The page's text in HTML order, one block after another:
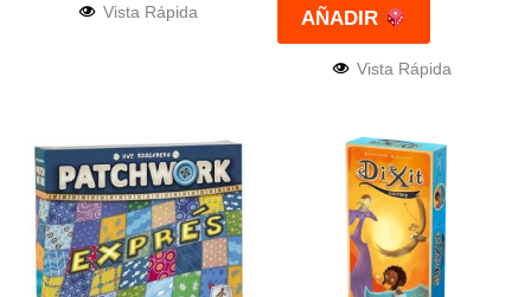
Vista Rápida AÑADIR
Vista Rápida